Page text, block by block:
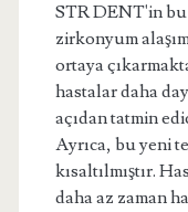
STR DENT'in
zirkonyum
ortaya
hastalar daha
açıdan tatmin
Ayrıca, bu yeni
kısaltılmıştır.
daha az zaman